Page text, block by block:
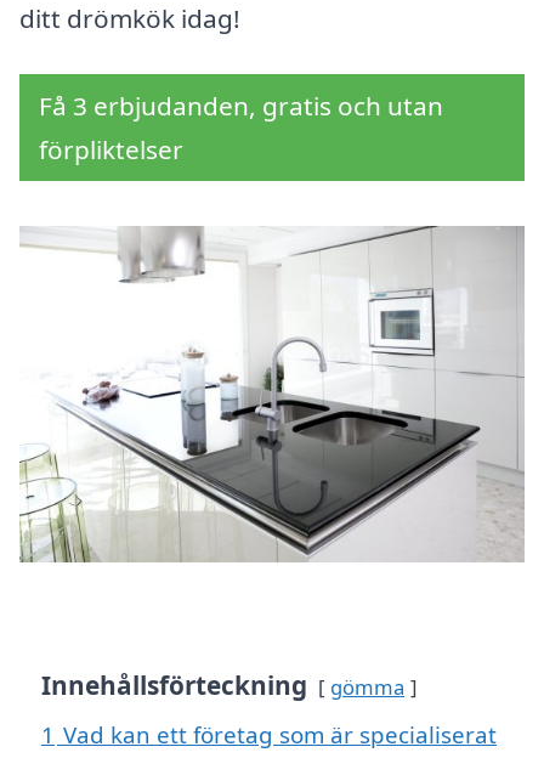
ditt drömkök idag!
Få 3 erbjudanden, gratis och utan
förpliktelser
Innehållsförteckning gömma
1 Vad kan ett företag som är specialiserat